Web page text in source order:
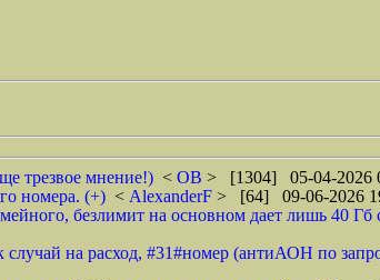
трезвое мнение!) < ОВ > [1304] 05-04-2026
номера. (+) < AlexanderF > [64] 09-06-2026
безлимит на основном дает лишь 40 Гб
случай на расход, #31#номер (антиАОН по